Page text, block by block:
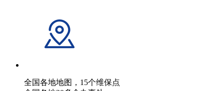
全国各地地图，15个维保点